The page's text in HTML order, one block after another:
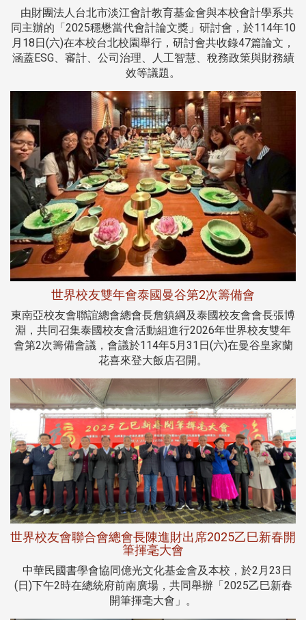
由財團法人台北市淡江會計教育基金會與本校會計學系共
同主辦的「2025穩懋當代會計論文獎」研討會，於114年10
月18日(六)在本校台北校園舉行，研討會共收錄47篇論文，
涵蓋ESG、審計、公司治理、人工智慧、稅務政策與財務績
效等議題。
世界校友雙年會泰國曼谷第2次籌備會
東南亞校友會聯誼總會總會長詹鎮綱及泰國校友會會長張博
淵，共同召集泰國校友會活動組進行2026年世界校友雙年
會第2次籌備會議，會議於114年5月31日(六)在曼谷皇家蘭
花喜來登大飯店召開。
世界校友會聯合會總會長陳進財出席2025乙巳新春開
筆揮毫大會
中華民國書學會協同億光文化基金會及本校，於2月23日
(日)下午2時在總統府前南廣場，共同舉辦「2025乙巳新春
開筆揮毫大會」。